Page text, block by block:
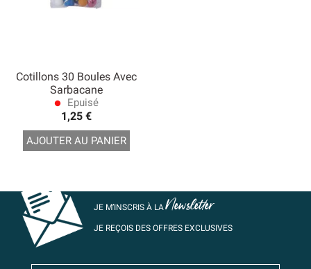
Cotillons 30 Boules Avec
Sarbacane
lens Epuisé
1,25 €
AJOUTER AU PANIER
JE M’INSCRIS À LANewsletter
JE REÇOIS DES OFFRES EXCLUSIVES